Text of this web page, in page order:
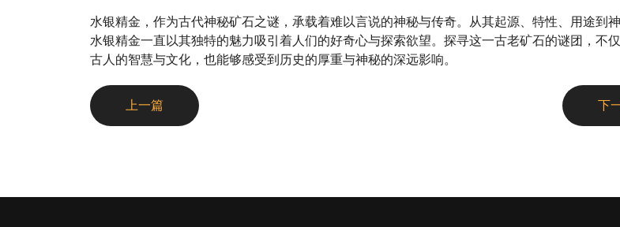
水银精金，作为古代神秘矿石之谜，承载着难以言说的神秘与传奇。从其起源、特性、用途到神
水银精金一直以其独特的魅力吸引着人们的好奇心与探索欲望。探寻这一古老矿石的谜团，不
古人的智慧与文化，也能够感受到历史的厚重与神秘的深远影响。
上一篇 下